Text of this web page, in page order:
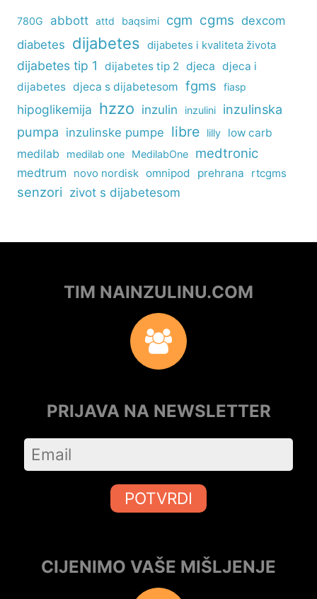
780G abbott attd baqsimi cgm cgms dexcom
diabetes dijabetes dijabetes i kvaliteta života
dijabetes tip 1 dijabetes tip 2 djeca djeca i
dijabetes djeca s dijabetesom fgms fiasp
hipoglikemija hzzo inzulin inzulini
inzulinska
pumpa inzulinske pumpe libre lilly low carb
medilab medilab one MedilabOne medtronic
medtrum novo nordisk omnipod prehrana rtcgms
senzori zivot s dijabetesom
TIM NAINZULINU.COM
PRIJAVA NA NEWSLETTER
POTVRDI
CIJENIMO VAŠE MIŠLJENJE